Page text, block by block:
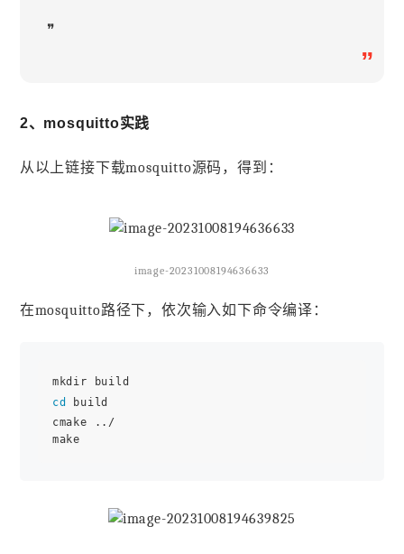
❞
”
2、mosquitto实践
从以上链接下载mosquitto源码，得到：
image-20231008194636633
在mosquitto路径下，依次输入如下命令编译：
cd
build
cmake ../